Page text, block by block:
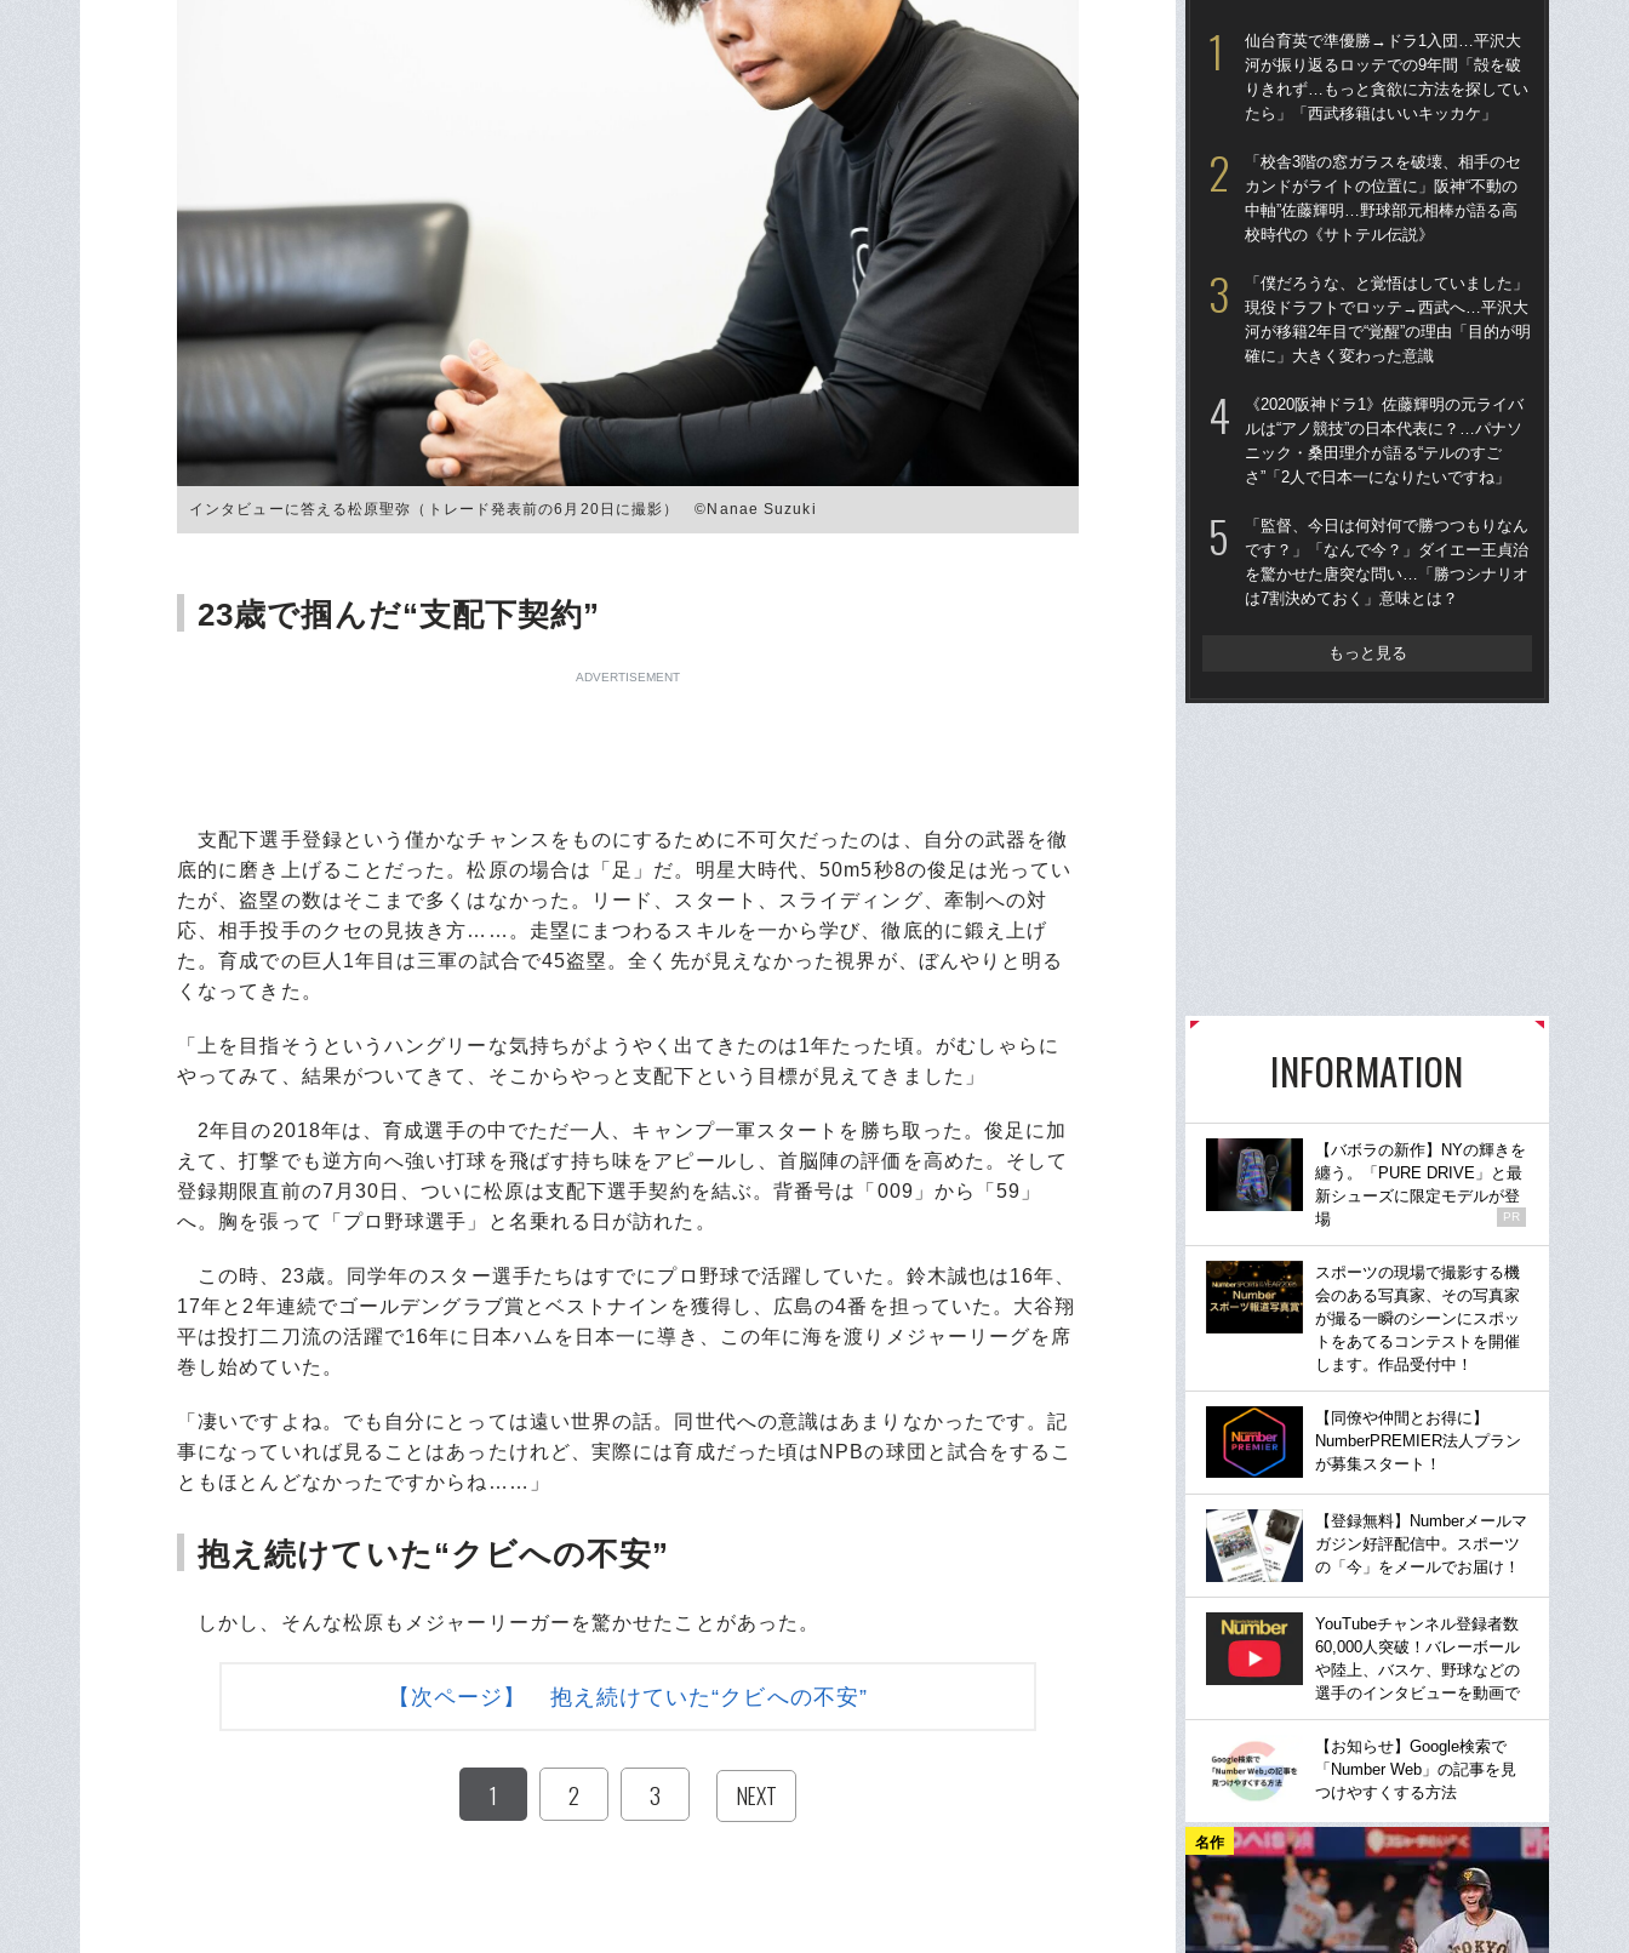
インタビューに答える松原聖弥（トレード発表前の6月20日に撮影） ©Nanae Suzuki
23歳で掴んだ“支配下契約”
ADVERTISEMENT
支配下選手登録という僅かなチャンスをものにするために不可欠だったのは、自分の武器を徹
底的に磨き上げることだった。松原の場合は「足」だ。明星大時代、50m5秒8の俊足は光ってい
たが、盗塁の数はそこまで多くはなかった。リード、スタート、スライディング、牽制への対
応、相手投手のクセの見抜き方……。走塁にまつわるスキルを一から学び、徹底的に鍛え上げ
た。育成での巨人1年目は三軍の試合で45盗塁。全く先が見えなかった視界が、ぼんやりと明る
くなってきた。
「上を目指そうというハングリーな気持ちがようやく出てきたのは1年たった頃。がむしゃらに
やってみて、結果がついてきて、そこからやっと支配下という目標が見えてきました」
2年目の2018年は、育成選手の中でただ一人、キャンプ一軍スタートを勝ち取った。俊足に加
えて、打撃でも逆方向へ強い打球を飛ばす持ち味をアピールし、首脳陣の評価を高めた。そして
登録期限直前の7月30日、ついに松原は支配下選手契約を結ぶ。背番号は「009」から「59」
へ。胸を張って「プロ野球選手」と名乗れる日が訪れた。
この時、23歳。同学年のスター選手たちはすでにプロ野球で活躍していた。鈴木誠也は16年、
17年と2年連続でゴールデングラブ賞とベストナインを獲得し、広島の4番を担っていた。大谷翔
平は投打二刀流の活躍で16年に日本ハムを日本一に導き、この年に海を渡りメジャーリーグを席
巻し始めていた。
「凄いですよね。でも自分にとっては遠い世界の話。同世代への意識はあまりなかったです。記
事になっていれば見ることはあったけれど、実際には育成だった頃はNPBの球団と試合をするこ
ともほとんどなかったですからね……」
抱え続けていた“クビへの不安”
しかし、そんな松原もメジャーリーガーを驚かせたことがあった。
【次ページ】 抱え続けていた“クビへの不安”
1 2 3 NEXT
仙台育英で準優勝→ドラ1入団…平沢大
河が振り返るロッテでの9年間「殻を破
りきれず…もっと貪欲に方法を探してい
たら」「西武移籍はいいキッカケ」
「校舎3階の窓ガラスを破壊、相手のセ
カンドがライトの位置に」阪神“不動の
中軸”佐藤輝明…野球部元相棒が語る高
校時代の《サトテル伝説》
「僕だろうな、と覚悟はしていました」
現役ドラフトでロッテ→西武へ…平沢大
河が移籍2年目で“覚醒”の理由「目的が明
確に」大きく変わった意識
《2020阪神ドラ1》佐藤輝明の元ライバ
ルは“アノ競技”の日本代表に？…パナソ
ニック・桑田理介が語る“テルのすご
さ”「2人で日本一になりたいですね」
「監督、今日は何対何で勝つつもりなん
です？」「なんで今？」ダイエー王貞治
を驚かせた唐突な問い…「勝つシナリオ
は7割決めておく」意味とは？
もっと見る
INFORMATION
【バボラの新作】NYの輝きを
纏う。「PURE DRIVE」と最
新シューズに限定モデルが登
場
PR
スポーツの現場で撮影する機
会のある写真家、その写真家
が撮る一瞬のシーンにスポッ
トをあてるコンテストを開催
します。作品受付中！
【同僚や仲間とお得に】
NumberPREMIER法人プラン
が募集スタート！
【登録無料】Numberメールマ
ガジン好評配信中。スポーツ
の「今」をメールでお届け！
YouTubeチャンネル登録者数
60,000人突破！バレーボール
や陸上、バスケ、野球などの
選手のインタビューを動画で
【お知らせ】Google検索で
「Number Web」の記事を見
つけやすくする方法
名作